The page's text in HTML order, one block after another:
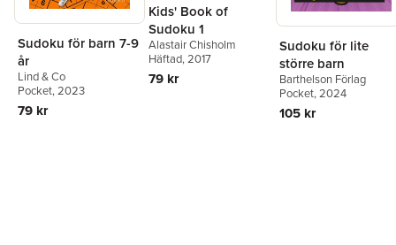
Sudoku för barn 7-9
år
Lind & Co
Pocket, 2023
79 kr
Kids' Book of
Sudoku 1
Alastair Chisholm
Häftad, 2017
79 kr
Sudoku för lite
större barn
Barthelson Förlag
Pocket, 2024
105 kr